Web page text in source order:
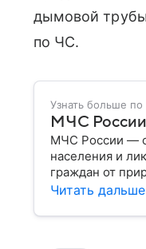
дымовой трубы
по ЧС.
Узнать больше по
МЧС
МЧС России —
населения и
граждан от
разбираем, что
Читать дальше